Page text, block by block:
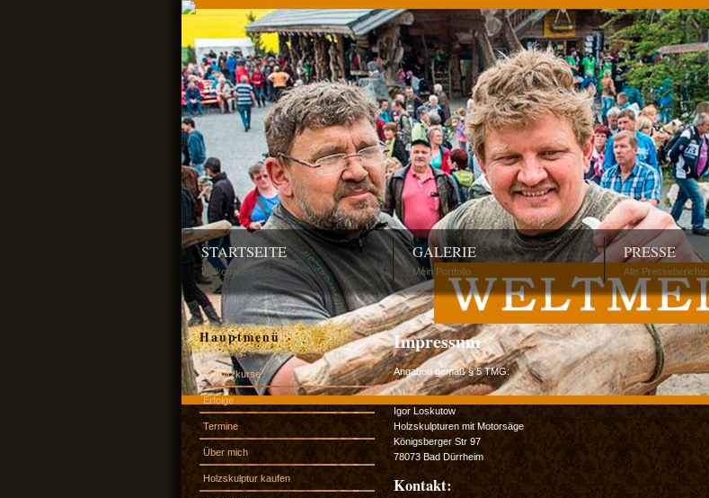
STARTSEITE
Willkommen
GALERIE
Mein Portfolio
PRESSE
Alle Presseberichte
Impressum
Angaben gemäß § 5 TMG:
Igor Loskutow
Holzskulpturen mit Motorsäge
Königsberger Str 97
78073 Bad Dürrheim
Kontakt:
Hauptmenü
Schnitzkurse
Erfolge
Termine
Über mich
Holzskulptur kaufen